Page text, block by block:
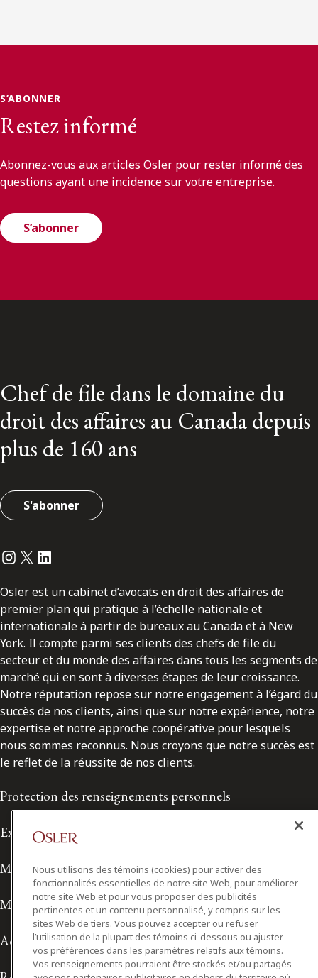
S’ABONNER
Restez informé
Abonnez-vous aux articles Osler pour rester informé des
questions ayant une incidence sur votre entreprise.
S’abonner
Chef de file dans le domaine du
droit des affaires au Canada depuis
plus de 160 ans
S'abonner
Instagram
Twitter
LinkedIn
Osler est un cabinet d’avocats en droit des affaires de
premier plan qui pratique à l’échelle nationale et
internationale à partir de bureaux au Canada et à New
York. Il compte parmi ses clients des chefs de file du
secteur et du monde des affaires dans tous les segments de
marché qui en sont à diverses étapes de leur croissance.
Notre réputation repose sur notre engagement à l’égard du
succès de nos clients, ainsi que sur notre expérience, notre
expertise et notre approche coopérative pour lesquels
nous sommes reconnus. Nous croyons que notre succès est
le reflet de la réussite de nos clients.
Protection des renseignements personnels
Exonération de responsabilité
Modalités de prestation de services
Modalités d'utilisation
Accessibilité
Nous utilisons des témoins (cookies) pour activer des
fonctionnalités essentielles de notre site Web, pour améliorer
notre site Web et pour vous proposer des publicités
pertinentes et un contenu personnalisé, y compris sur les
sites Web de tiers. Vous pouvez accepter ou refuser
l’utilisation de la plupart des témoins ci-dessous ou ajuster
vos préférences dans les paramètres relatifs aux témoins.
Vos renseignements pourraient être stockés et/ou partagés